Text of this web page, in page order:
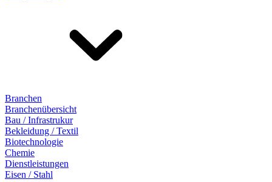
Branchen
Branchenübersicht
Bau / Infrastrukur
Bekleidung / Textil
Biotechnologie
Chemie
Dienstleistungen
Eisen / Stahl